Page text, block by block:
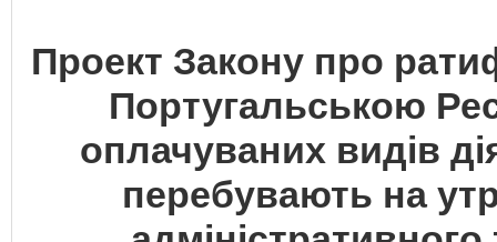
Проект Закону про
Португальською
оплачуваних видів
перебувають на